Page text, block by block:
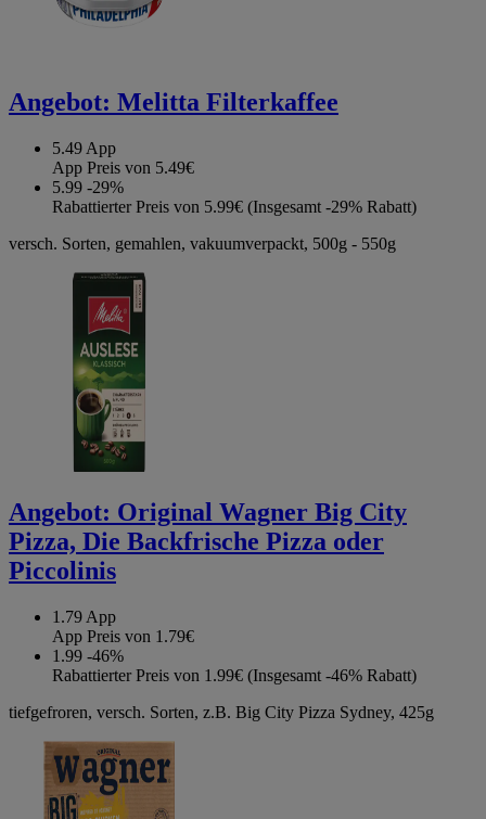
Angebot: Melitta Filterkaffee
5.49 App
App Preis von 5.49€
5.99 -29%
Rabattierter Preis von 5.99€ (Insgesamt -29% Rabatt)
versch. Sorten, gemahlen, vakuumverpackt, 500g - 550g
Angebot: Original Wagner Big City
Pizza, Die Backfrische Pizza oder
Piccolinis
1.79 App
App Preis von 1.79€
1.99 -46%
Rabattierter Preis von 1.99€ (Insgesamt -46% Rabatt)
tiefgefroren, versch. Sorten, z.B. Big City Pizza Sydney, 425g